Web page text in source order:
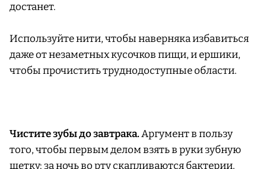
достанет.
Используйте нити, чтобы наверняка избавиться
даже от незаметных кусочков пищи, и ершики,
чтобы прочистить труднодоступные области.
Чистите зубы до завтрака.Аргумент в пользу
того, чтобы первым делом взять в руки зубную
щетку: за ночь во рту скапливаются бактерии.